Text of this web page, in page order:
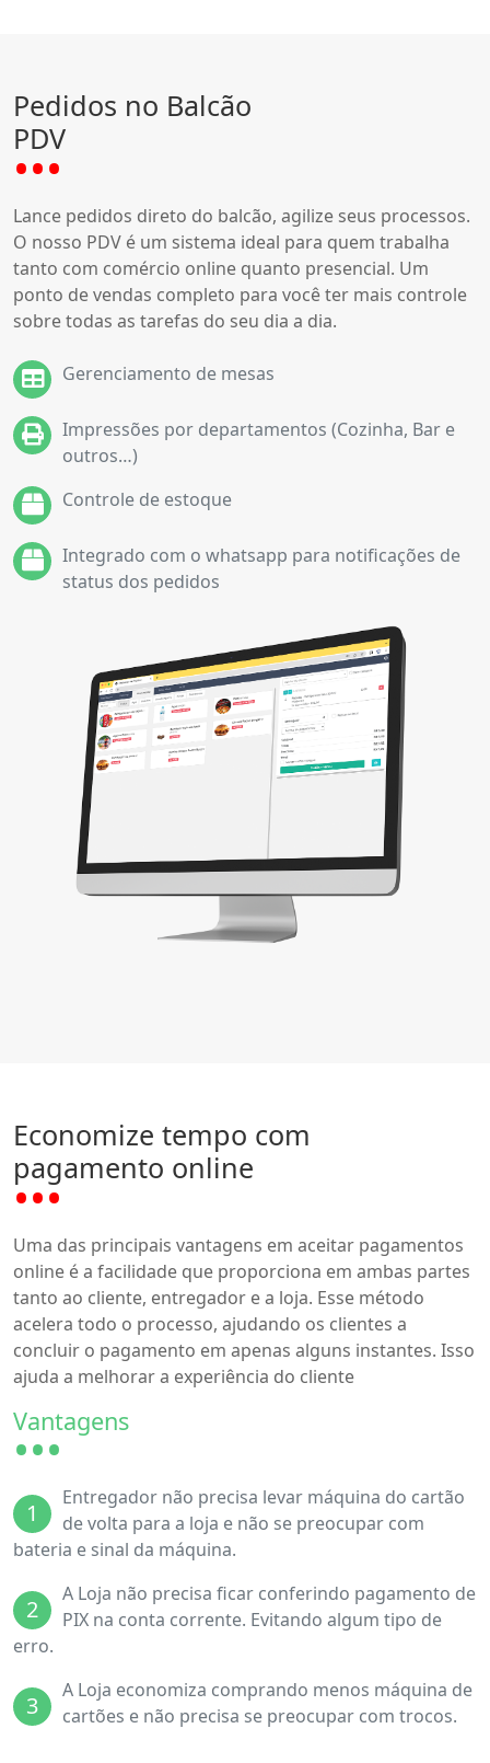
Pedidos no Balcão
PDV
Lance pedidos direto do balcão, agilize seus processos.
O nosso PDV é um sistema ideal para quem trabalha
tanto com comércio online quanto presencial. Um
ponto de vendas completo para você ter mais controle
sobre todas as tarefas do seu dia a dia.
Gerenciamento de mesas
Impressões por departamentos (Cozinha, Bar e
outros…)
Controle de estoque
Integrado com o whatsapp para notificações de
status dos pedidos
Economize tempo com
pagamento online
Uma das principais vantagens em aceitar pagamentos
online é a facilidade que proporciona em ambas partes
tanto ao cliente, entregador e a loja. Esse método
acelera todo o processo, ajudando os clientes a
concluir o pagamento em apenas alguns instantes. Isso
ajuda a melhorar a experiência do cliente
Vantagens
1
Entregador não precisa levar máquina do cartão
de volta para a loja e não se preocupar com
bateria e sinal da máquina.
2
A Loja não precisa ficar conferindo pagamento de
PIX na conta corrente. Evitando algum tipo de
erro.
3
A Loja economiza comprando menos máquina de
cartões e não precisa se preocupar com trocos.